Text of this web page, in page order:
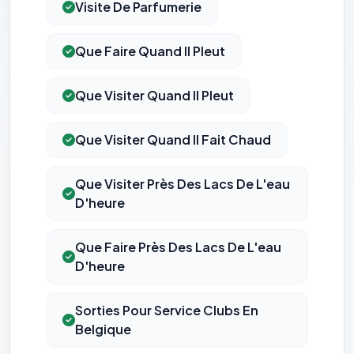
Visite De Parfumerie
Que Faire Quand Il Pleut
Que Visiter Quand Il Pleut
Que Visiter Quand Il Fait Chaud
Que Visiter Près Des Lacs De L'eau
D'heure
Que Faire Près Des Lacs De L'eau
D'heure
Sorties Pour Service Clubs En
Belgique
Cookies essentiels
Nécessaires au fonctionnement du site : session, sécurité,
(pages visitées, durée de visite) pour l'améliorer. Données
anonymisées via Google Analytics.
Permettent d'afficher des publicités pertinentes et de
mesurer l'efficacité de nos campagnes (Google Ads,
Meta/Facebook). Vous pouvez les refuser sans impact sur